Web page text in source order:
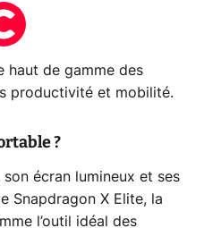
haut de gamme des
productivité et mobilité.
?
écran lumineux et ses
Snapdragon X Elite, la
l’outil idéal des